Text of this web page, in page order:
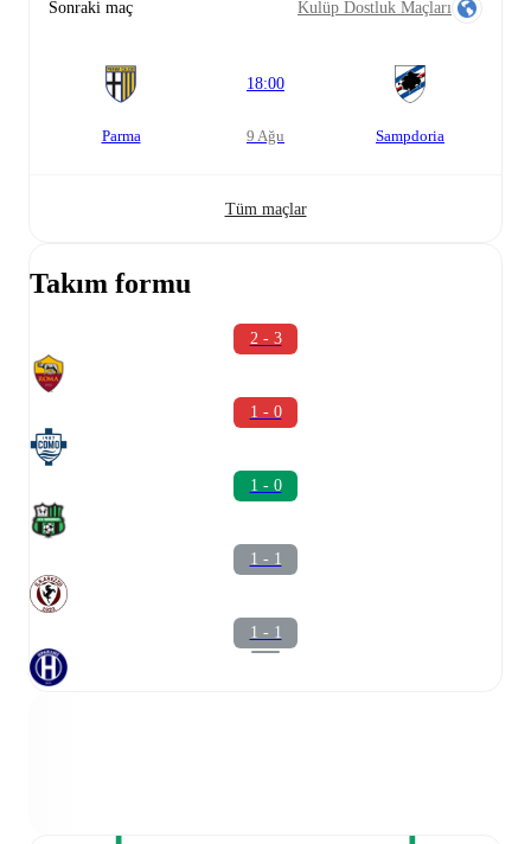
Sonraki maç Kulüp Dostluk Maçları
Parma
18:00
9 Ağu Sampdoria
Tüm maçlar
Takım formu
2 - 3
1 - 0
1 - 0
1 - 1
1 - 1